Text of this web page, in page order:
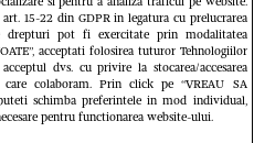
cu
Vine
istoric
15-22 din GDPR in legatura cu prelucrarea
drepturi pot fi exercitate prin modalitatea
acceptati folosirea tuturor Tehnologiilor
dvs. cu privire la stocarea/accesarea
colaboram. Prin click pe “VREAU SA
schimba preferintele in mod individual,
pentru functionarea website-ului.